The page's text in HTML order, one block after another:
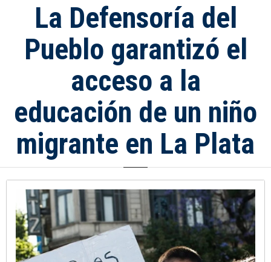
La Defensoría del
Pueblo garantizó el
acceso a la
educación de un niño
migrante en La Plata